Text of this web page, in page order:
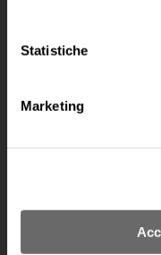
Statistiche
Marketing
Gruppo
© 2024 BISOL DESIDERIO
Via Follo 33, 31049 Santo